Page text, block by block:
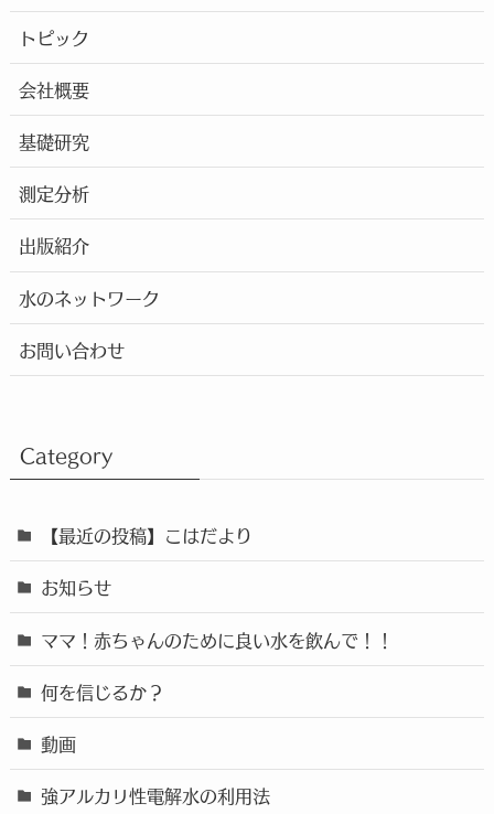
トピック
会社概要
基礎研究
測定分析
出版紹介
水のネットワーク
お問い合わせ
Category
【最近の投稿】こはだより
お知らせ
ママ！赤ちゃんのために良い水を飲んで！！
何を信じるか？
動画
強アルカリ性電解水の利用法